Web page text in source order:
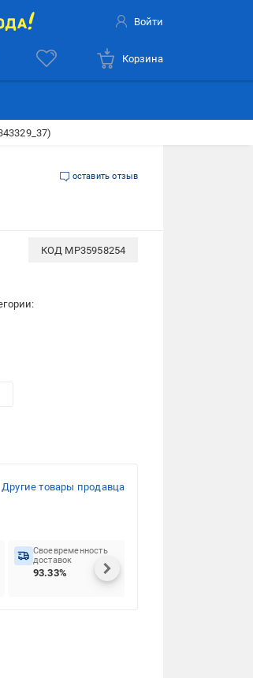
Войти
Корзина
оставить отзыв
КОД MP35958254
Другие товары продавца
Своевременность
доставок
93.33%